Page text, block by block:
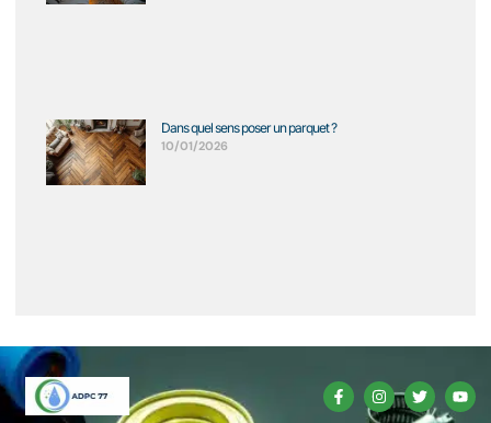
Dans quel sens poser un parquet ?
10/01/2026